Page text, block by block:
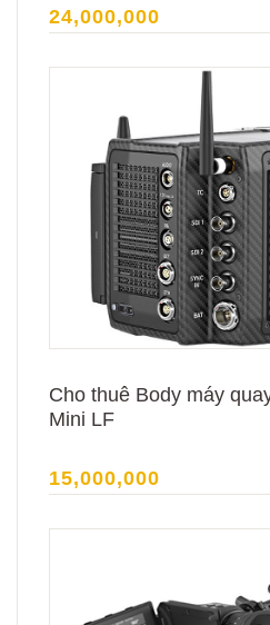
24,000,000
Cho thuê Body máy
Mini LF
15,000,000